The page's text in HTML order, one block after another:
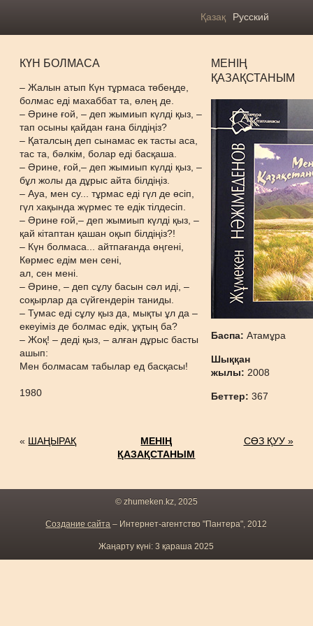
Қазақ Русский
КҮН БОЛМАСА
– Жалын атып Күн тұрмаса төбеңде,
болмас еді махаббат та, өлең де.
– Әрине ғой, – деп жымиып күлді қыз, –
тап осыны қайдан ғана білдіңіз?
– Қаталсың деп сынамас ек тасты аса,
тас та, бәлкім, болар еді басқаша.
– Әрине, ғой,– деп жымиып күлді қыз, –
бұл жолы да дұрыс айта білдіңіз.
– Ауа, мен су... тұрмас еді гүл де өсіп,
гүл хақында жүрмес те едік тілдесіп.
– Әрине ғой,– деп жымиып күлді қыз, –
қай кітаптан қашан оқып білдіңіз?!
– Күн болмаса... айтпағанда өңгені,
Көрмес едім мен сені,
ал, сен мені.
– Әрине, – деп сұлу басын сәл иді, –
соқырлар да сүйгендерін таниды.
– Тумас еді сұлу қыз да, мықты ұл да –
екеуіміз де болмас едік, ұқтың ба?
– Жоқ! – деді қыз, – алған дұрыс басты
ашып:
Мен болмасам табылар ед басқасы!
1980
МЕНІҢ
ҚАЗАҚСТАНЫМ
Баспа:Атамұра
Шыққан
жылы: 2008
Беттер:367
« ШАҢЫРАҚ
МЕНІҢ
ҚАЗАҚСТАНЫМ
СӨЗ ҚУУ »
© zhumeken.kz, 2025
Создание сайта – Интернет-агентство "Пантера", 2012
Жаңарту күні: 3 қараша 2025